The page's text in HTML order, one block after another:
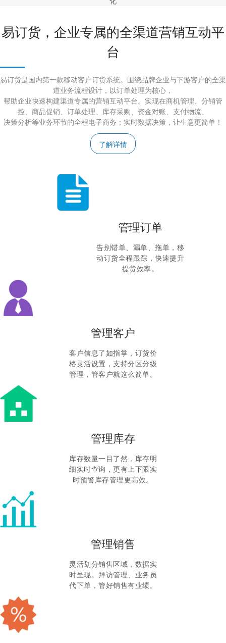
易订货，企业专属的全渠道营销互动平
台
易订货是国内第一款移动客户订货系统。围绕品牌企业与下游客户的全渠
道业务流程设计，以订单处理为核心，
帮助企业快速构建渠道专属的营销互动平台。实现在商机管理、分销管
控、商品促销、订单处理、库存采购、资金对账、支付物流、
决策分析等业务环节的全程电子商务；实时数据决策，让生意更简单！
了解详情
管理订单
告别错单、漏单、拖单，移
动订货全程跟踪，快速提升
提货效率。
管理客户
客户信息了如指掌，订货价
格灵活设置，支持分区分级
管理，管客户就这么简单。
管理库存
库存数量一目了然，库存明
细实时查询，更有上下限实
时预警库存管理更高效。
管理销售
灵活划分销售区域，数据实
时呈现。拜访管理、业务员
代下单，管好销售有业绩。